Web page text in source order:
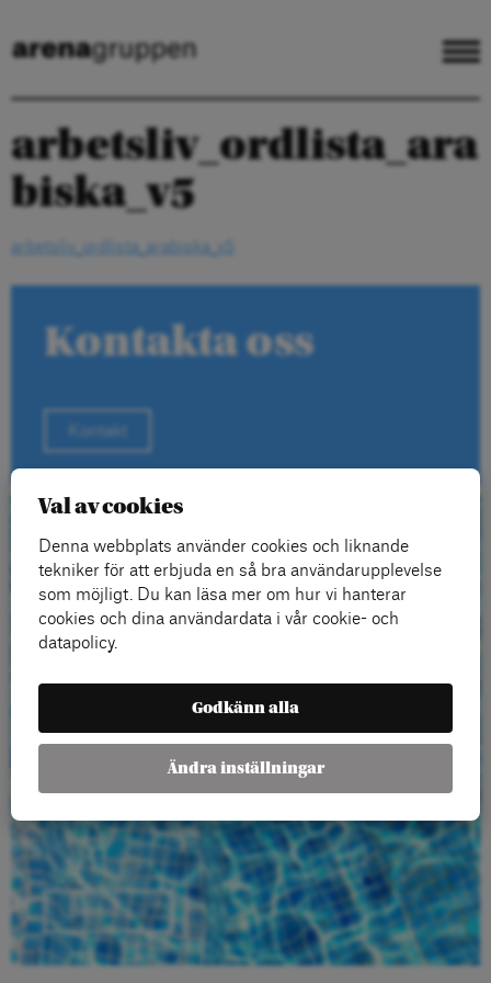
arbetsliv_ordlista_ara
biska_v5
arbetsliv_ordlista_arabiska_v5
Kontakta oss
Beställ gratis
material
Beställ här
Val av cookies
Denna webbplats använder cookies och liknande
tekniker för att erbjuda en så bra användarupplevelse
som möjligt. Du kan läsa mer om hur vi hanterar
cookies och dina användardata i vår cookie- och
datapolicy.
Godkänn alla
Ändra inställningar